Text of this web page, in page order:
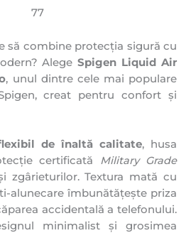
să combine protecția sigură cu
AlegeSpigen Liquid Air
, unul dintre cele mai populare
creat pentru confort și
de înaltă calitate, husa
certificată Military Grade
zgârieturilor. Textura mată cu
alunecare îmbunătățește priza
accidentală a telefonului.
minimalist și grosimea